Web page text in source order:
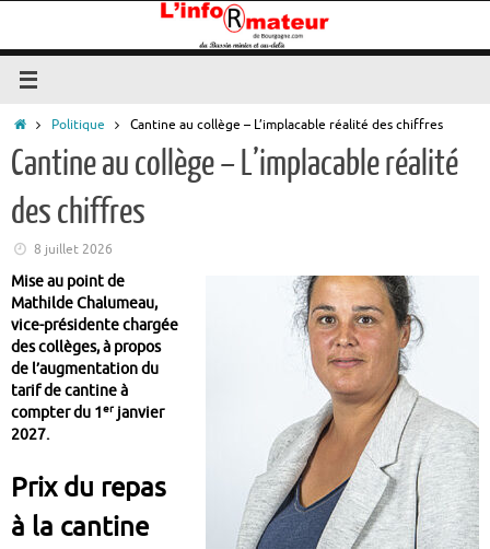
contenu
AccueilPolitique Cantine au collège – L’implacable réalité des chiffres
Cantine au collège – L’implacable réalité
des chiffres
8 juillet 2026
Mise au point de
Mathilde Chalumeau,
vice-présidente chargée
des collèges, à propos
de l’augmentation du
tarif de cantine à
compter du 1er janvier
2027.
Prix du repas
à la cantine